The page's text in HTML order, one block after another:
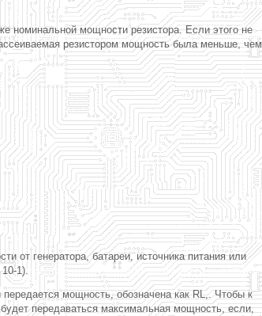
номинальной мощности резистора. Если этого не
резистором мощность была меньше, чем
от генератора, батареи, источника питания или
1).
мощность, обозначена как RL,. Чтобы к
передаваться максимальная мощность, если,